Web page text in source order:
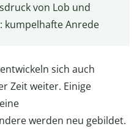
von Lob und
kumpelhafte Anrede
sich auch
Zeit weiter. Einige
werden neu gebildet.